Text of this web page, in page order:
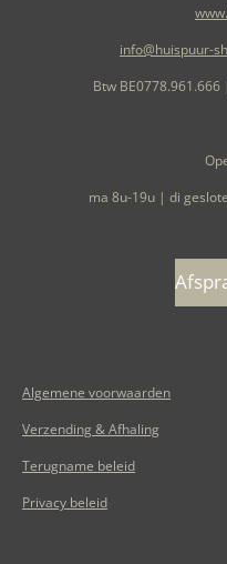
info@huispuur-
Btw
ma 8u-19u | di
Algemene voorwaarden
Verzending & Afhaling
Terugname beleid
Privacy beleid